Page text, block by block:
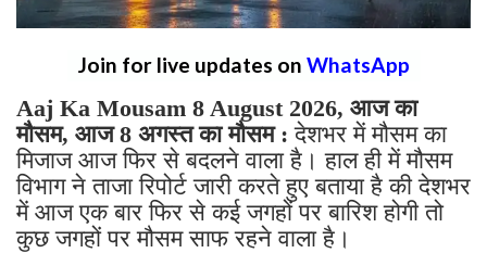
Join for live updates on WhatsApp
Aaj Ka Mousam 8 August 2026, आज का
मौसम, आज 8 अगस्त का मौसम :देशभर में मौसम का
मिजाज आज फिर से बदलने वाला है। हाल ही में मौसम
विभाग ने ताजा रिपोर्ट जारी करते हुए बताया है की देशभर
में आज एक बार फिर से कई जगहों पर बारिश होगी तो
कुछ जगहों पर मौसम साफ रहने वाला है।